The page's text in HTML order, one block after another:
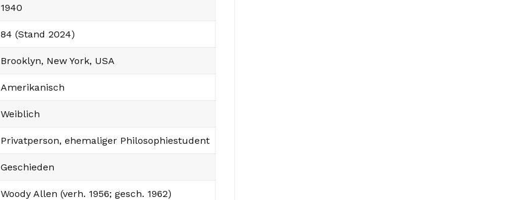
1940
84 (Stand 2024)
Brooklyn, New York, USA
Amerikanisch
Weiblich
Privatperson, ehemaliger Philosophiestudent
Geschieden
Woody Allen (verh. 1956; gesch. 1962)